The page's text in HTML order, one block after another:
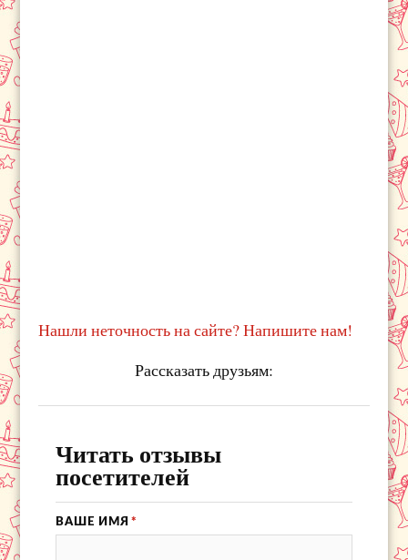
Нашли неточность на сайте? Напишите нам!
Рассказать друзьям:
Читать отзывы
посетителей
ВАШЕ ИМЯ *